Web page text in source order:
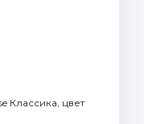
Классика, цвет